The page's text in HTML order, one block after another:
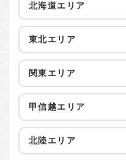
北海道エリア
東北エリア
関東エリア
甲信越エリア
北陸エリア